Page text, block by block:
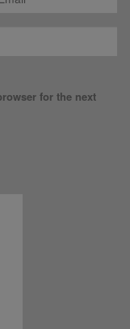
for the next